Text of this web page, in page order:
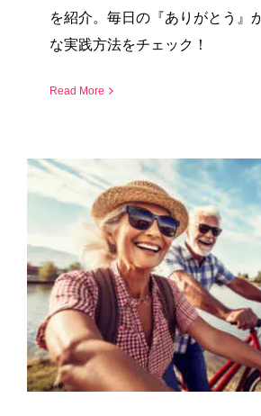
を紹介。毎日の『ありがとう』
な実践方法をチェック！
Read More